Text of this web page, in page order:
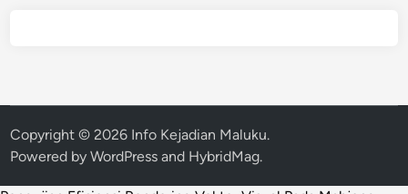
Copyright © 2026 Info Kejadian Maluku.
Powered byWordPress and HybridMag.